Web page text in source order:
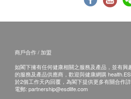
或需忍氣數秒或轉身，方便造
可選擇由女放射科技師進行
掃描檢查 (需要提前預約）
女醫生講解報告
所有健康檢查/服務並非作
health.ESDlife】並沒有經營
有關此服務/產品的錯漏或延
商戶合作 / 加盟
如閣下擁有任何健康相關之服務及產品，並有興
的服務及產品供應商，歡迎與健康網購
於2個工作天內回覆，為閣下提供更多有關合作詳
電郵: partnership@esdlife.com